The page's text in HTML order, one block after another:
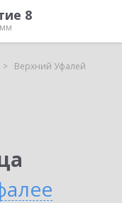
8
Верхний Уфалей